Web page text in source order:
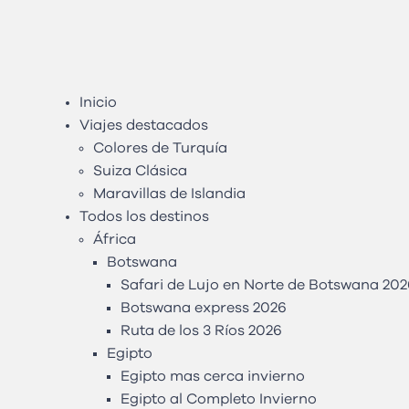
Inicio
Viajes destacados
Colores de Turquía
Suiza Clásica
Maravillas de Islandia
Todos los destinos
África
Botswana
Safari de Lujo en Norte de Botswana
Botswana express 2026
Ruta de los 3 Ríos 2026
Egipto
Egipto mas cerca invierno
Egipto al Completo Invierno